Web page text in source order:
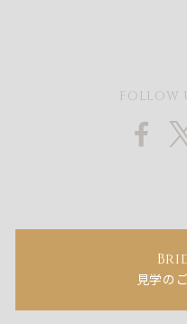
FOLLOW
見学の